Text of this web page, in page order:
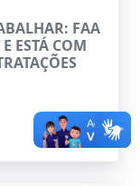
FAA
ESTÁ COM